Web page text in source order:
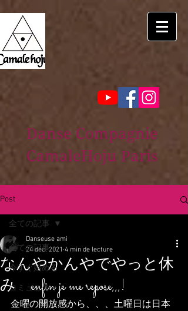
Danse Compagnie
CamaleHoju Paris
Post
全ての記事
今すぐ始める
コミュニティ
全ての記事
なんやかんやでやっと休
み enfin je me repose,,,!
Danseuse ami
24 déc. 2021 4 min de lecture
金曜の開放感から、、、土曜日は日本